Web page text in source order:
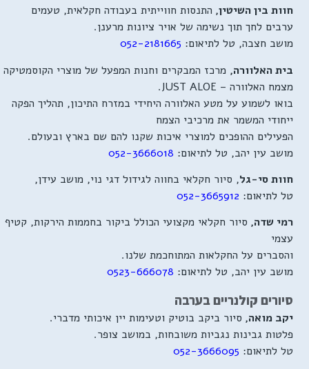
חוות בין השיטין, התנסות חווייתית בעבודה חקלאית, טעמים
ערבים לחך תוך נשימה של אויר ציונות מרענן.
מושב חצבה, טל לתיאום: 052-2181665
בית האלוורה, מרכז המבקרים וחנות המפעל של מוצרי הקוסמטיקה
מצמח האלוורה – JUST ALOE.
בואו לשמוע על מטע האלוורה היחידי במזרח התיכון, תהליך הפקה
ייחודי המשמר את מרכיבי הצמח
הפעילים ההופכים למוצרי איכות שקנו להם שם בארץ ובעולם.
מושב עין יהב, טל לתיאום: 052-3666018
חוות סי-גל, סיור חקלאי בחווה לגידול דגי נוי, מושב עידן,
טל לתיאום: 052-3665912
רמי שדה, סיור חקלאי מקצועי הכולל ביקור בחממות הירקות, קטיף
עצמי
והסברים על החקלאות המתוחכמת שלנו.
מושב עין יהב, טל לתיאום: 0523-666078
סיורים קולנריים בערבה
יקב מואה, סיור ביקב בוטיק וטעימות יין איכותי מדברי.
פלטות גבינות נגביות משובחות, במושב צופר.
טל לתיאום: 052-3666095